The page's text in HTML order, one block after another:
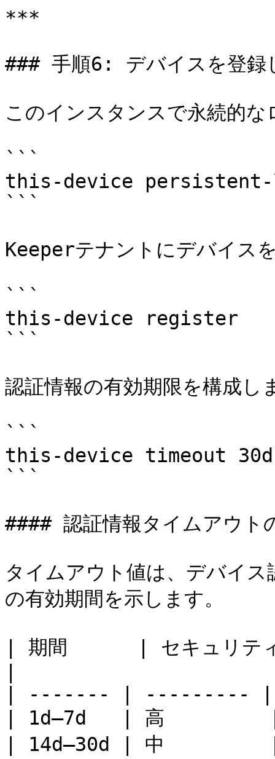
***
### 手順6: デバイスを登録
このインスタンスで永続的
```
this-device
```
Keeperテナントにデバイス
```
this-device register
```
認証情報の有効期限を構成し
```
this-device timeout 30d
```
#### 認証情報タイムアウト
タイムアウト値は、デバイ
の有効期間を示します。
| 期間      | セキュリテ
| ------- | ---------
| 1d–7d   | 高         | 厳
| 14d–30d | 中         |